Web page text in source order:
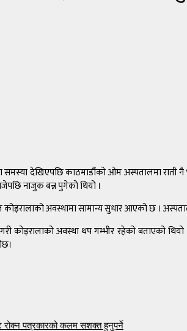
समस्या देखिएपछि काठमाडौंको ओम अस्पतालमा राती
नाजुक बन्न पुगेको थियो ।
अवस्थामा सामान्य सुधार आएको छ ।
कोइरालाको अवस्था थप गम्भीर रहेको बताएको
रोक्न पत्रकारको कलम सशक्त हुनुपर्ने